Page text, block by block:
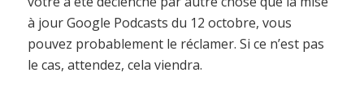
à jour Google Podcasts du 12 octobre, vous
pouvez probablement le réclamer. Si ce n’est pas
le cas, attendez, cela viendra.